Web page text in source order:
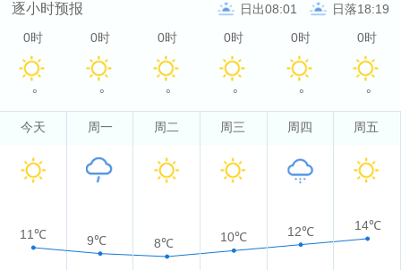
逐小时预报 日出08:01 日落18:19
0时
°
0时
°
0时
°
0时
°
0时
°
0时
°
今天 周一 周二 周三 周四 周五
11℃ 9℃ 8℃ 10℃ 12℃ 14℃